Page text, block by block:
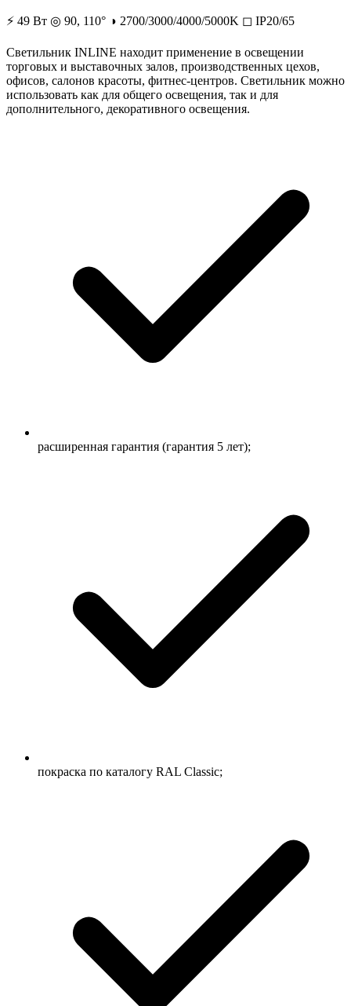
⚡ 49 Вт ◎ 90, 110° ◑ 2700/3000/4000/5000K ◻ IP20/65
Светильник INLINE находит применение в освещении
торговых и выставочных залов, производственных цехов,
офисов, салонов красоты, фитнес-центров. Светильник можно
использовать как для общего освещения, так и для
дополнительного, декоративного освещения.
расширенная гарантия (гарантия 5 лет);
покраска по каталогу RAL Classic;